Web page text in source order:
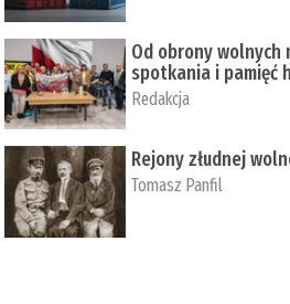
Od obrony
spotkania i pamięć
Redakcja
Rejony złudnej
Tomasz Panfil